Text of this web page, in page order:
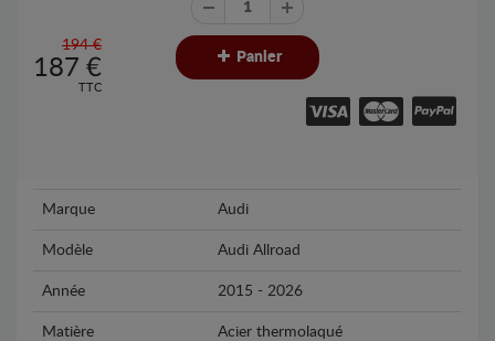
194 €
187 €
TTC
Panier
Marque Audi
Modèle Audi Allroad
Année 2015 - 2026
Matière Acier thermolaqué